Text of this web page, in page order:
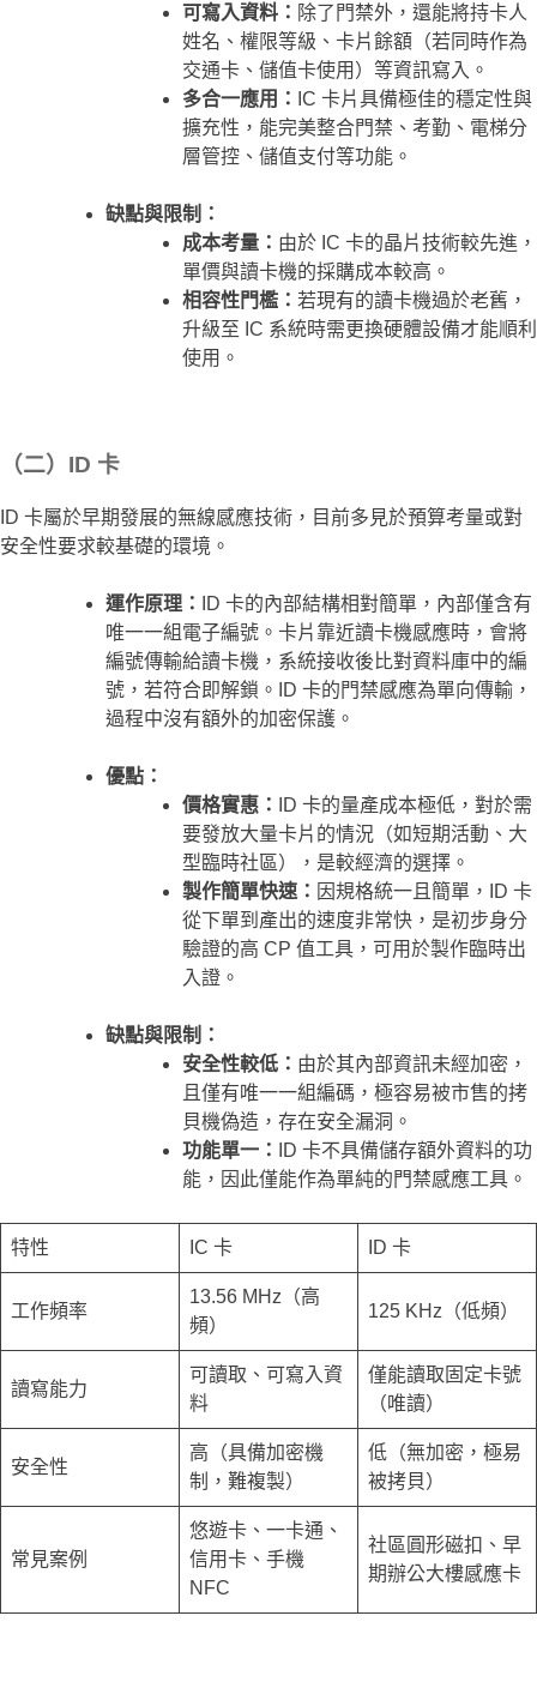
可寫入資料： 除了門禁外，還能將持卡人
姓名、權限等級、卡片餘額（若同時作為
交通卡、儲值卡使用）等資訊寫入。
多合一應用： IC 卡片具備極佳的穩定性與
擴充性，能完美整合門禁、考勤、電梯分
層管控、儲值支付等功能。
缺點與限制：
成本考量： 由於 IC 卡的晶片技術較先進，
單價與讀卡機的採購成本較高。
相容性門檻： 若現有的讀卡機過於老舊，
升級至 IC 系統時需更換硬體設備才能順利
使用。
（二）ID 卡
ID 卡屬於早期發展的無線感應技術，目前多見於預算考量或對
安全性要求較基礎的環境。
運作原理：
ID 卡的內部結構相對簡單，內部僅含有
唯一一組電子編號。卡片靠近讀卡機感應時，會將
編號傳輸給讀卡機，系統接收後比對資料庫中的編
號，若符合即解鎖。ID 卡的門禁感應為單向傳輸，
過程中沒有額外的加密保護。
優點：
價格實惠：
ID 卡的量產成本極低，對於需
要發放大量卡片的情況（如短期活動、大
型臨時社區），是較經濟的選擇。
製作簡單快速： 因規格統一且簡單，ID 卡
從下單到產出的速度非常快，是初步身分
驗證的高 CP 值工具，可用於製作臨時出
入證。
缺點與限制：
安全性較低： 由於其內部資訊未經加密，
且僅有唯一一組編碼，極容易被市售的拷
貝機偽造，存在安全漏洞。
功能單一：
ID 卡不具備儲存額外資料的功
能，因此僅能作為單純的門禁感應工具。
特性 IC 卡 ID 卡
工作頻率
13.56 MHz（高
頻）
125 KHz（低頻）
讀寫能力
可讀取、可寫入資
料
僅能讀取固定卡號
（唯讀）
安全性
高（具備加密機
制，難複製）
低（無加密，極易
被拷貝）
常見案例
悠遊卡、一卡通、
信用卡、手機
NFC
社區圓形磁扣、早
期辦公大樓感應卡